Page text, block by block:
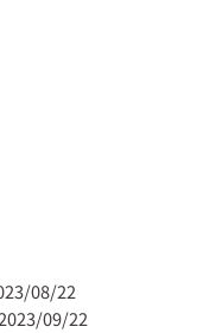
08/22
09/22